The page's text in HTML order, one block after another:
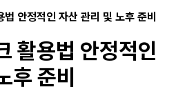
안정적인 자산 관리 및 노후 준비
활용법 안정적인
후 준비